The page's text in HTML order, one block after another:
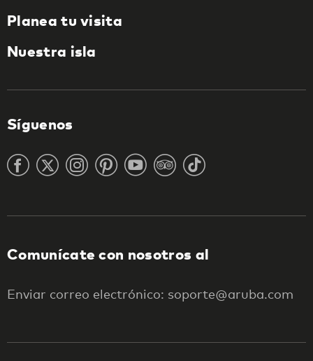
Planea tu visita
Nuestra isla
Síguenos
Comunícate con nosotros al
Enviar correo electrónico: soporte@aruba.com